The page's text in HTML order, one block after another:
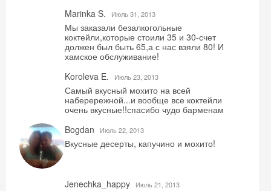
Marinka S.
Июль 31, 2013
Мы заказали безалкогольные
коктейли,которые стоили 35 и 30-счет
должен был быть 65,а с нас взяли 80! И
хамское обслуживание!
Koroleva E.
Июль 23, 2013
Самый вкусный мохито на всей
наберережной...и вообще все коктейли
очень вкусные!!спасибо чудо барменам
Bogdan
Июль 22, 2013
Вкусные десерты, капучино и мохито!
Jenechka_happy Июль 21, 2013